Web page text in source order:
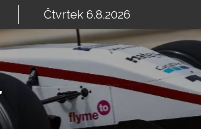
Čtvrtek 6.8.2026